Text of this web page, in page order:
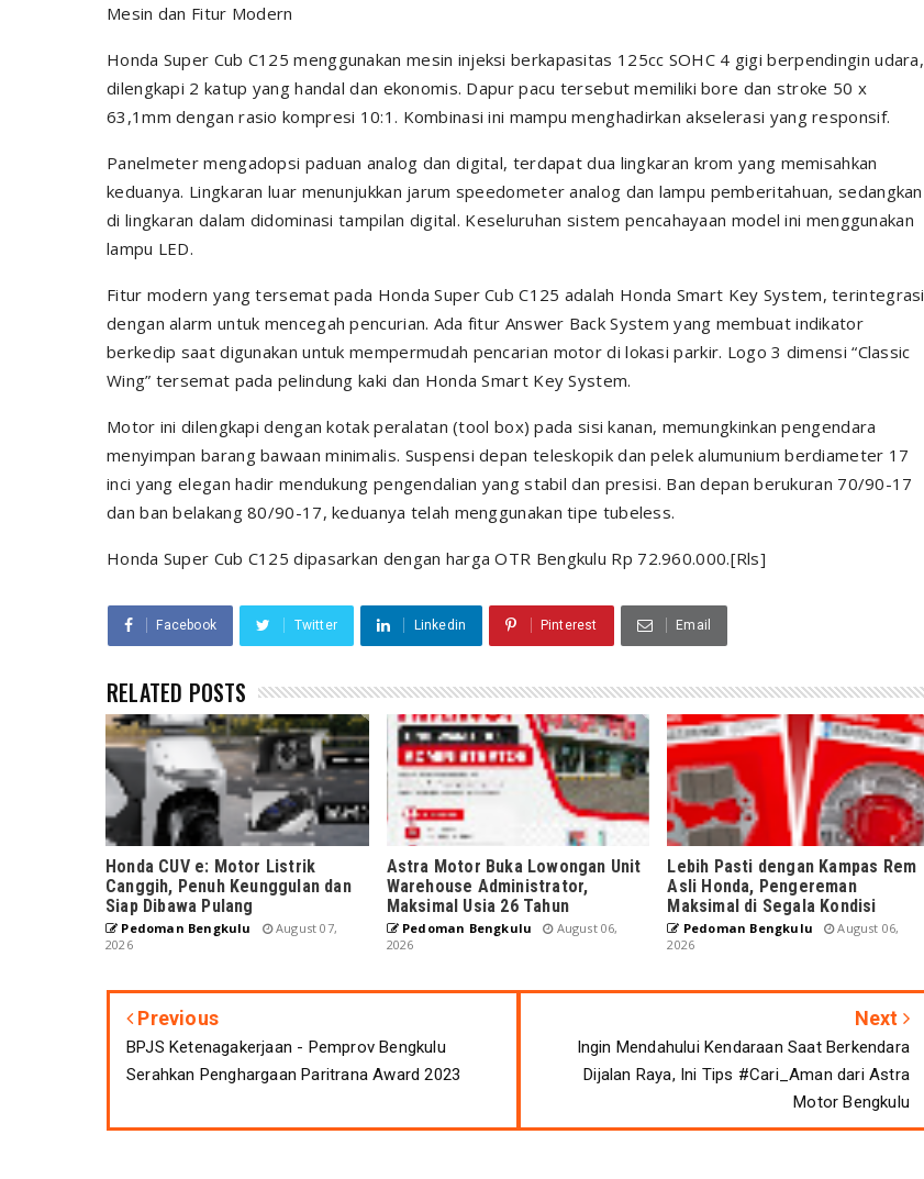
Mesin dan Fitur Modern
Honda Super Cub C125 menggunakan mesin injeksi berkapasitas 125cc SOHC 4 gigi berpendingin udara,
dilengkapi 2 katup yang handal dan ekonomis. Dapur pacu tersebut memiliki bore dan stroke 50 x
63,1mm dengan rasio kompresi 10:1. Kombinasi ini mampu menghadirkan akselerasi yang responsif.
Panelmeter mengadopsi paduan analog dan digital, terdapat dua lingkaran krom yang memisahkan
keduanya. Lingkaran luar menunjukkan jarum speedometer analog dan lampu pemberitahuan, sedangkan
di lingkaran dalam didominasi tampilan digital. Keseluruhan sistem pencahayaan model ini menggunakan
lampu LED.
Fitur modern yang tersemat pada Honda Super Cub C125 adalah Honda Smart Key System, terintegrasi
dengan alarm untuk mencegah pencurian. Ada fitur Answer Back System yang membuat indikator
berkedip saat digunakan untuk mempermudah pencarian motor di lokasi parkir. Logo 3 dimensi “Classic
Wing” tersemat pada pelindung kaki dan Honda Smart Key System.
Motor ini dilengkapi dengan kotak peralatan (tool box) pada sisi kanan, memungkinkan pengendara
menyimpan barang bawaan minimalis. Suspensi depan teleskopik dan pelek alumunium berdiameter 17
inci yang elegan hadir mendukung pengendalian yang stabil dan presisi. Ban depan berukuran 70/90-17
dan ban belakang 80/90-17, keduanya telah menggunakan tipe tubeless.
Honda Super Cub C125 dipasarkan dengan harga OTR Bengkulu Rp 72.960.000.[Rls]
Facebook Twitter Linkedin Pinterest Email
RELATED POSTS
Honda CUV e: Motor Listrik
Canggih, Penuh Keunggulan dan
Siap Dibawa Pulang
Pedoman Bengkulu
August 07,
2026
Astra Motor Buka Lowongan Unit
Warehouse Administrator,
Maksimal Usia 26 Tahun
Pedoman Bengkulu
August 06,
2026
Lebih Pasti dengan Kampas Rem
Asli Honda, Pengereman
Maksimal di Segala Kondisi
Pedoman Bengkulu
August 06,
2026
Previous
BPJS Ketenagakerjaan - Pemprov Bengkulu
Serahkan Penghargaan Paritrana Award 2023
Next
Ingin Mendahului Kendaraan Saat Berkendara
Dijalan Raya, Ini Tips #Cari_Aman dari Astra
Motor Bengkulu